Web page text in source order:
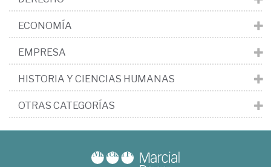
ECONOMÍA
EMPRESA
HISTORIA Y CIENCIAS HUMANAS
OTRAS CATEGORÍAS